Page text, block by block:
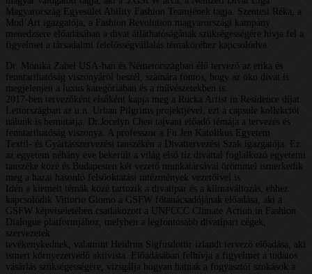
Magyarország Egyesület Ability Fashion Teamjének tagja. Szentesi Réka, a
Mod’Art igazgatója, a Fashion Revolution magyarországi kampány
menedzsere előadásában a divat átláthatóságának szükségességére hívja fel a
figyelmet a társadalmi felelősségvállalás témaköréhez kapcsolódva.
Dr. Monika Zabel USA-ban és Németországban élő tervező az etika és
fenntarthatóság viszonyáról beszél, számára fontos, hogy az öko divat is
megjelenjen a luxus kategóriában és a művészetekben is.
2017-ben tervezőként elsőként kapja meg a Rucka Artist in Residence díjat
Lettországban az u.n. Urban Pilgrims projektjével, ezt a capsule kollekciót
nálunk is bemutatja. Dr.Jocelyn Chen tajvani előadó témája a tervezés és
fenntarthatóság viszonya. A professzor a Fu Jen Katolikus Egyetem
Textil- és Gyártásszervezési tanszékén a Divattervezési Szak igazgatója. Ez
az egyetem néhány éve bekerült a világ első tíz divattal foglalkozó egyetemi
tanszéke közé és Budapesten két vezető munkatársával örömmel ismerkedik
meg a hazai hasonló felsőoktatási intézmények vezetőivel is.
Idén a kiemelt témák közé tartozik a divatipar és a klímaváltozás, ehhez
kapcsolódik Vittorio Giomo a GSFW főtanácsadójának előadása, aki a
GSFW képviseletében csatlakozott a UNFCCC Climate Action in Fashion
Dialogue platformjához, melyben a legfontosabb divatipari cégek,
szervezetek
tevékenykednek, valamint Heidrun Sigfusdottir izlandi tervező előadása, aki
ismert környezetvédő aktivista. Előadásában felhívja a figyelmet a tudatos
vásárlás szükségességére, vizsgálja hogyan hatnak a fogyasztói szokások a